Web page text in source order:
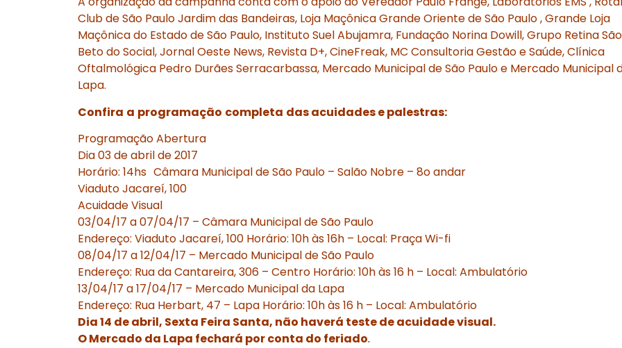
Club de São Paulo Jardim das Bandeiras, Loja Maçônica Grande Oriente de São Paulo , Grande Loja
Maçônica do Estado de São Paulo, Instituto Suel Abujamra, Fundação Norina Dowill, Grupo Retina
Beto do Social, Jornal Oeste News, Revista D+, CineFreak, MC Consultoria Gestão e Saúde, Clínica
Oftalmológica Pedro Durães Serracarbassa, Mercado Municipal de São Paulo e Mercado Municipal
Lapa.
Confira a programação completa das acuidades e palestras:
Programação Abertura
Dia 03 de abril de 2017
Horário: 14hs Câmara Municipal de São Paulo – Salão Nobre – 8o andar
Viaduto Jacareí, 100
Acuidade Visual
03/04/17 a 07/04/17 – Câmara Municipal de São Paulo
Endereço: Viaduto Jacareí, 100 Horário: 10h às 16h – Local: Praça Wi-fi
08/04/17 a 12/04/17 – Mercado Municipal de São Paulo
Endereço: Rua da Cantareira, 306 – Centro Horário: 10h às 16 h – Local: Ambulatório
13/04/17 a 17/04/17 – Mercado Municipal da Lapa
Endereço: Rua Herbart, 47 – Lapa Horário: 10h às 16 h – Local: Ambulatório
Dia 14 de abril, Sexta Feira Santa, não haverá teste de acuidade visual.
O Mercado da Lapa fechará por conta do feriado.